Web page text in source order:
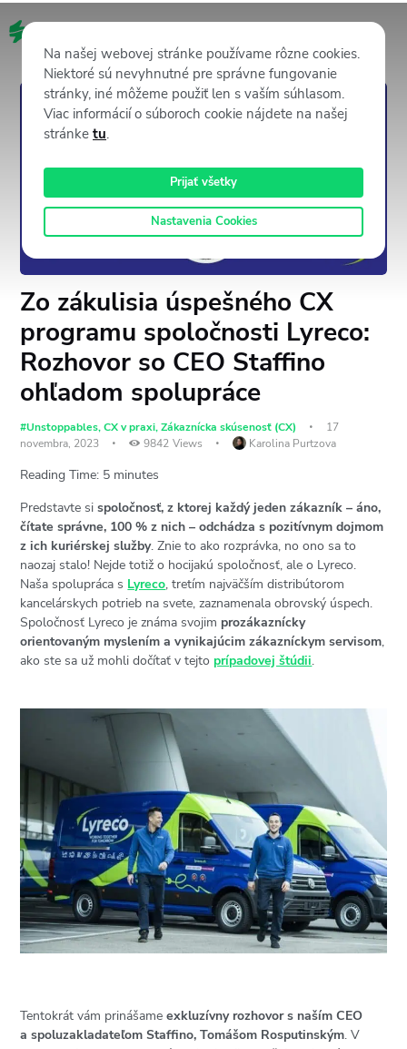
Zo zákulisia úspešného CX
programu spoločnosti Lyreco:
Rozhovor so CEO Staffino
ohľadom spolupráce
#Unstoppables,CX v praxi,Zákaznícka skúsenosť (CX)
17
novembra, 2023
9842 Views Karolina Purtzova
Reading Time: 5 minutes
Predstavte sispoločnosť, z ktorej každý jeden zákazník – áno,
čítate správne, 100 % z nich – odchádza s pozitívnym dojmom
z ich kuriérskej služby. Znie to ako rozprávka, no ono sa to
naozaj stalo! Nejde totiž o hocijakú spoločnosť, ale o Lyreco.
Naša spolupráca s Lyreco, tretím najväčším distribútorom
kancelárskych potrieb na svete, zaznamenala obrovský úspech.
Spoločnosť Lyreco je známa svojim prozákaznícky
orientovaným myslením a vynikajúcim zákazníckym servisom,
ako ste sa už mohli dočítať v tejto prípadovej štúdii.
Tentokrát vám prinášameexkluzívny rozhovor s naším CEO
a spoluzakladateľom Staffino, Tomášom Rosputinským. V
Na našej webovej stránke používame rôzne cookies.
Niektoré sú nevyhnutné pre správne fungovanie
stránky, iné môžeme použiť len s vaším súhlasom.
Viac informácií o súboroch cookie nájdete na našej
stránke tu.
Prijať všetky
Nastavenia Cookies